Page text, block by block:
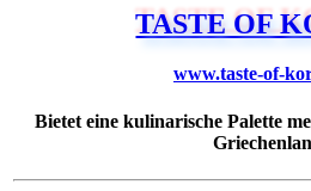
TASTE OF
www.taste-of-
Bietet eine kulinarische Palette